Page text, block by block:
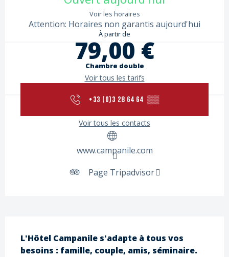
Voir les horaires
Attention: Horaires non garantis aujourd'hui
À partir de
79,00 €
Chambre double
Voir tous les tarifs
+33 (0)3 28 64 64 ▒▒
Voir tous les contacts
www.campanile.com
Page Tripadvisor
Description
L'Hôtel Campanile s'adapte à tous vos
besoins : famille, couple, amis, séminaire.